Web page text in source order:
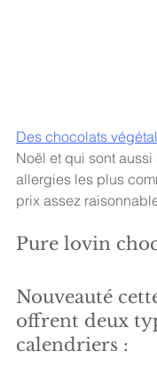
Des chocolats
Noël et qui sont aussi
allergies les plus
prix assez
Pure lovin
Nouveauté
offrent deux
calendriers :